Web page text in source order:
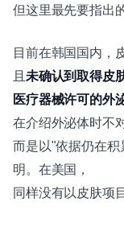
但这里最先要指出
目前在韩国国内，
且 未确认到取得皮
医疗器械许可的外
在介绍外泌体时不
而是以"依据仍在
明。在美国，
同样没有以皮肤项